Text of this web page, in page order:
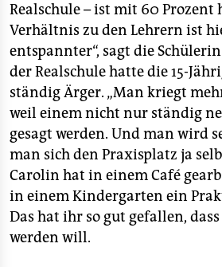
Realschule – ist mit 60 Prozent
Verhältnis zu den Lehrern ist
entspannter“, sagt die
der Realschule hatte die 15-
ständig Ärger. „Man kriegt
weil einem nicht nur ständig
gesagt werden. Und man wird
man sich den Praxisplatz ja
Carolin hat in einem Café
in einem Kindergarten ein
Das hat ihr so gut gefallen,
werden will.